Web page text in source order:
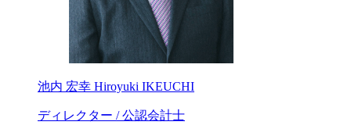
池内 宏幸 Hiroyuki IKEUCHI
ディレクター / 公認会計士